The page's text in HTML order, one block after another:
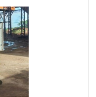
final que os
segura. Colocando de
de instalações
nesta área.É
do escopo,
e definir o melhor
adequadamente os
de automação
haja um melhor
do trabalho, tais